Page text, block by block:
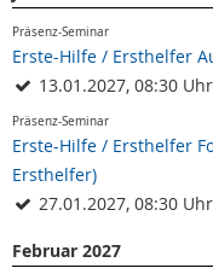
Präsenz-Seminar
Erste-Hilfe / Ersthelfer
13.01.2027, 08:30
Präsenz-Seminar
Erste-Hilfe / Ersthelfer
Ersthelfer)
27.01.2027, 08:30
Februar 2027